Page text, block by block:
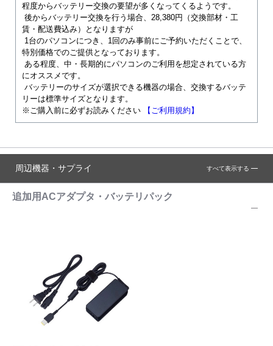
程度からバッテリー交換の要望が多くなってくるようです。
後からバッテリー交換を行う場合、28,380円（交換部材・工
賃・配送費込み）となりますが
1台のパソコンにつき、1回のみ事前にご予約いただくことで、
特別価格でのご提供となっております。
ある程度、中・長期的にパソコンのご利用を想定されている方
にオススメです。
バッテリーのサイズが選択できる機器の場合、交換するバッテ
リーは標準サイズとなります。
※ご購入前に必ずお読みください
【ご利用規約】
周辺機器・サプライ すべて表示する
追加用ACアダプタ・バッテリパック